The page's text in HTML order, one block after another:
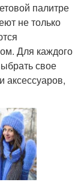
палитре
не только
Для каждого
свое
аксессуаров,